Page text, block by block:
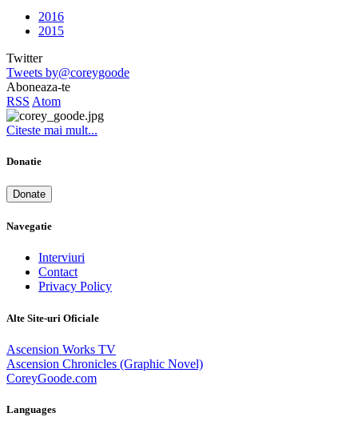
2016
2015
Twitter
Tweets by@coreygoode
Aboneaza-te
RSS Atom
Citeste mai mult...
Donatie
Donate
Navegatie
Interviuri
Contact
Privacy Policy
Alte Site-uri Oficiale
Ascension Works TV
Ascension Chronicles (Graphic Novel)
CoreyGoode.com
Languages